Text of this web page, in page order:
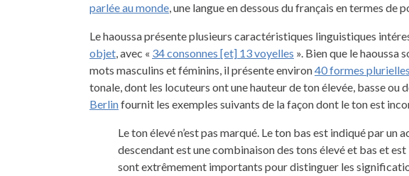
parlée au monde, une langue en dessous du français en termes de
Le haoussa présente plusieurs caractéristiques linguistiques
objet, avec « 34 consonnes [et] 13 voyelles ». Bien que le haoussa
mots masculins et féminins, il présente environ40 formes
tonale, dont les locuteurs ont une hauteur de ton élevée, basse ou
Berlinfournit les exemples suivants de la façon dont le ton est
Le ton élevé n’est pas marqué. Le ton bas est indiqué par un
descendant est une combinaison des tons élevé et bas et
sont extrêmement importants pour distinguer les